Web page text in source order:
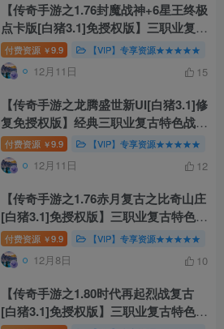
【传奇手游之1.76封魔战神+6星王终极
点卡版[白猪3.1]免授权版】三职业复古
特色战神引擎传奇手游-Win服务端源
码视频架设教程-新版GM多功能网页授
权物品后台-GM直冲网页后台-安卓苹
果IOS双端版本！
付费资源 ￥9.9 【VIP】专享资源★★★★★
12月11日 15
【传奇手游之龙腾盛世新UI[白猪3.1]修
复免授权版】经典三职业复古特色战神
引擎传奇手游-2024年12月10日最新打
包Win服务端源码视频架设教程-新版
GM多功能网页授权物品后台-GM直冲
网页后台-安卓苹果IOS双端版本！
付费资源 ￥9.9 【VIP】专享资源★★★★★
12月11日 12
【传奇手游之1.76赤月复古之比奇山庄
[白猪3.1]免授权版】三职业复古特色战
神引擎传奇手游-Win服务端源码视频
架设教程-新版GM多功能网页授权物品
后台-GM直冲网页后台-安卓苹果IOS
双端版本！
付费资源 ￥9.9 【VIP】专享资源★★★★★
12月8日 10
【传奇手游之1.80时代再起烈战复古
[白猪3.1]免授权版】三职业复古特色战